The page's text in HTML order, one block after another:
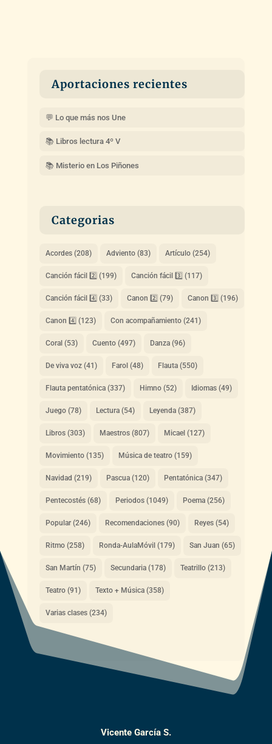
Aportaciones recientes
💬 Lo que más nos Une
📚 Libros lectura 4º V
📚 Misterio en Los Piñones
Categorias
Acordes(208) Adviento(83) Artículo(254)
Canción fácil 2️⃣ (199) Canción fácil 3️⃣ (117)
Canción fácil 4️⃣ (33) Canon 2️⃣ (79) Canon 3️⃣ (196)
Canon 4️⃣ (123) Con acompañamiento(241)
Coral (53) Cuento(497) Danza(96)
De viva voz(41) Farol (48) Flauta(550)
Flauta pentatónica(337) Himno(52) Idiomas(49)
Juego(78) Lectura(54) Leyenda(387)
Libros(303) Maestros(807) Micael (127)
Movimiento(135) Música de teatro(159)
Navidad (219) Pascua(120) Pentatónica(347)
Pentecostés(68) Periodos(1049) Poema(256)
Popular(246) Recomendaciones(90) Reyes(54)
Ritmo(258) Ronda-AulaMóvil (179) San Juan (65)
San Martín (75) Secundaria(178) Teatrillo(213)
Teatro(91) Texto + Música(358)
Varias clases(234)
Vicente García S.